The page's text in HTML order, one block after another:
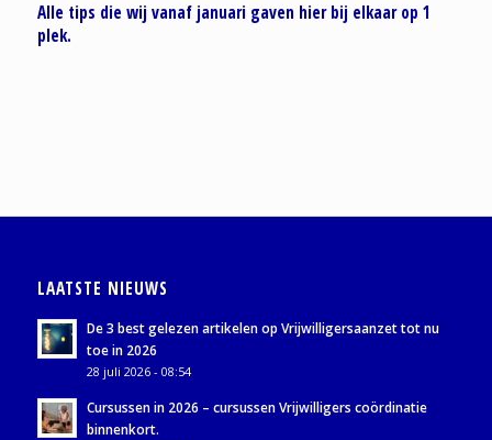
Alle tips die wij vanaf januari gaven hier bij elkaar op 1
plek.
LAATSTE NIEUWS
De 3 best gelezen artikelen op Vrijwilligersaanzet tot nu
toe in 2026
28 juli 2026 - 08:54
Cursussen in 2026 – cursussen Vrijwilligers coördinatie
binnenkort.